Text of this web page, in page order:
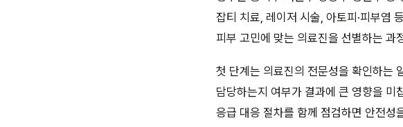
잡티 치료, 레이저 시술, 아토피·피부염
피부 고민에 맞는 의료진을 선별하는 과
첫 단계는 의료진의 전문성을 확인하는
담당하는지 여부가 결과에 큰 영향을 미
응급 대응 절차를 함께 점검하면 안전성